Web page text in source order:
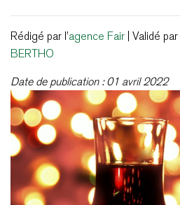
Rédigé par l’agence Fair | Validé
BERTHO
Date de publication : 01 avril 2022